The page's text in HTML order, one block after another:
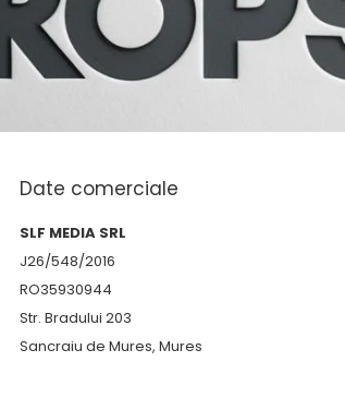
Date comerciale
SLF MEDIA SRL
J26/548/2016
RO35930944
Str. Bradului 203
Sancraiu de Mures, Mures